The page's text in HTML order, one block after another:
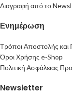
Διαγραφή από το
Ενημέρωση
Τρόποι Αποστολής
Όροι Χρήσης e-Shop
Πολιτική Ασφάλειας
Newsletter